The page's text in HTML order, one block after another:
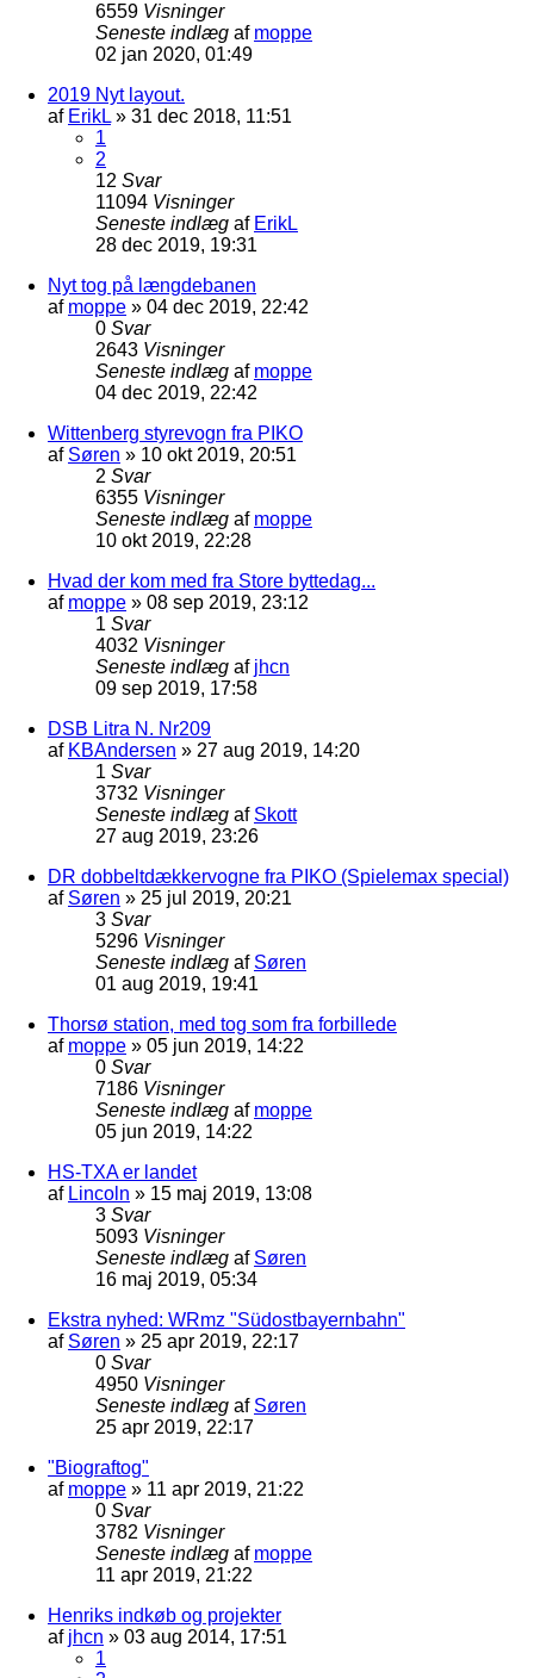
6559 Visninger
Seneste indlæg af moppe
02 jan 2020, 01:49
2019 Nyt layout.
af ErikL » 31 dec 2018, 11:51
1
2
12 Svar
11094 Visninger
Seneste indlæg af ErikL
28 dec 2019, 19:31
Nyt tog på længdebanen
af moppe » 04 dec 2019, 22:42
0 Svar
2643 Visninger
Seneste indlæg af moppe
04 dec 2019, 22:42
Wittenberg styrevogn fra PIKO
af Søren » 10 okt 2019, 20:51
2 Svar
6355 Visninger
Seneste indlæg af moppe
10 okt 2019, 22:28
Hvad der kom med fra Store byttedag...
af moppe » 08 sep 2019, 23:12
1 Svar
4032 Visninger
Seneste indlæg af jhcn
09 sep 2019, 17:58
DSB Litra N. Nr209
af KBAndersen » 27 aug 2019, 14:20
1 Svar
3732 Visninger
Seneste indlæg af Skott
27 aug 2019, 23:26
DR dobbeltdækkervogne fra PIKO (Spielemax special)
af Søren » 25 jul 2019, 20:21
3 Svar
5296 Visninger
Seneste indlæg af Søren
01 aug 2019, 19:41
Thorsø station, med tog som fra forbillede
af moppe » 05 jun 2019, 14:22
0 Svar
7186 Visninger
Seneste indlæg af moppe
05 jun 2019, 14:22
HS-TXA er landet
af Lincoln » 15 maj 2019, 13:08
3 Svar
5093 Visninger
Seneste indlæg af Søren
16 maj 2019, 05:34
Ekstra nyhed: WRmz "Südostbayernbahn"
af Søren » 25 apr 2019, 22:17
0 Svar
4950 Visninger
Seneste indlæg af Søren
25 apr 2019, 22:17
"Biograftog"
af moppe » 11 apr 2019, 21:22
0 Svar
3782 Visninger
Seneste indlæg af moppe
11 apr 2019, 21:22
Henriks indkøb og projekter
af jhcn » 03 aug 2014, 17:51
1